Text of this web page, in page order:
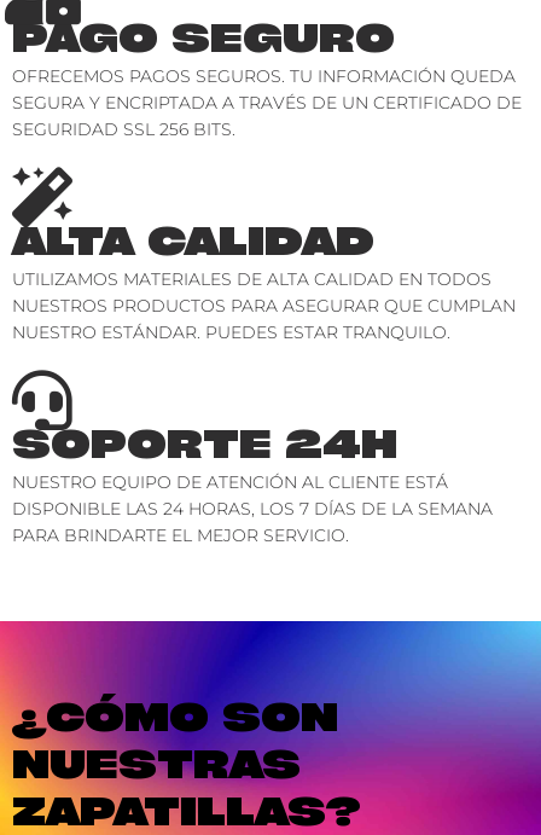
PAGO SEGURO
OFRECEMOS PAGOS SEGUROS. TU INFORMACIÓN QUEDA
SEGURA Y ENCRIPTADA A TRAVÉS DE UN CERTIFICADO DE
SEGURIDAD SSL 256 BITS.
ALTA CALIDAD
UTILIZAMOS MATERIALES DE ALTA CALIDAD EN TODOS
NUESTROS PRODUCTOS PARA ASEGURAR QUE CUMPLAN
NUESTRO ESTÁNDAR. PUEDES ESTAR TRANQUILO.
SOPORTE 24H
NUESTRO EQUIPO DE ATENCIÓN AL CLIENTE ESTÁ
DISPONIBLE LAS 24 HORAS, LOS 7 DÍAS DE LA SEMANA
PARA BRINDARTE EL MEJOR SERVICIO.
¿CÓMO SON
NUESTRAS
ZAPATILLAS?